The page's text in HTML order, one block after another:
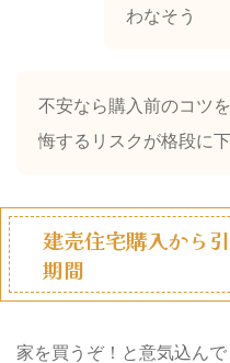
わなそう
不安なら購入前のコツ
悔するリスクが格段に
建売住宅購入から
期間
家を買うぞ！と意気込ん